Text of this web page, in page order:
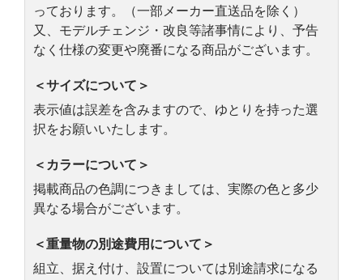
っております。（一部メーカー直送品を除く）
又、モデルチェンジ・改良等諸事情により、予告
なく仕様の変更や廃番になる商品がございます。
＜サイズについて＞
表示値は誤差を含みますので、ゆとりを持った選
択をお願いいたします。
＜カラーについて＞
掲載商品の色調につきましては、実際の色と多少
異なる場合がございます。
＜重量物の別途費用について＞
組立、据え付け、設置については別途請求になる